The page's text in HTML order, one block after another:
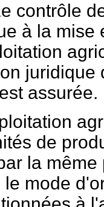
contrôle
à la mise
assurée.
de
la
le mode